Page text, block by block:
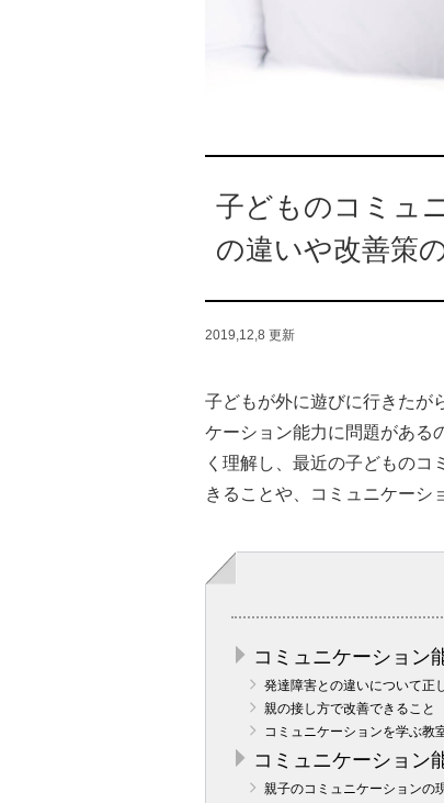
子どものコミュ
の違いや改善策
2019,12,8 更新
子どもが外に遊びに行きたが
ケーション能力に問題がある
く理解し、最近の子どもの
きることや、コミュニケーシ
コミュニケーション
発達障害との違いについて正
親の接し方で改善できること
コミュニケーションを学ぶ教
コミュニケーション
親子のコミュニケーションの